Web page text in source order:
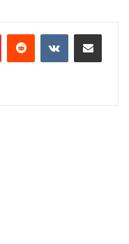
PinterestReddit VKontakteShare via Email